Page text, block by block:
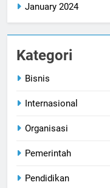
January 2024
Kategori
Bisnis
Internasional
Organisasi
Pemerintah
Pendidikan